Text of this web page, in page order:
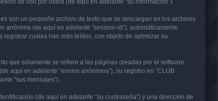
son un pequeño archivo de texto que se descargan en los archivos
(de aquí en adelante “session-id”), automáticamente
registrar cuales han sido leídos, con objeto de optimizar su
que solamente se refiere a las páginas creadas por el software
aquí en adelante “envíos anónimos”), su registro en “CLUB
“sus mensajes”).
(de aquí en adelante “su contraseña”) y una dirección de